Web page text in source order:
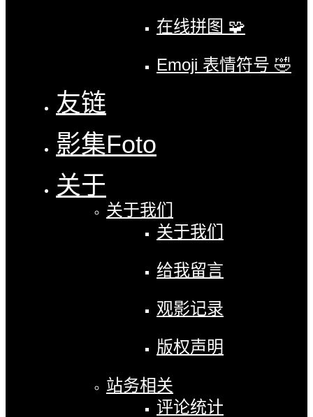
在线拼图 🧩
Emoji 表情符号 🤣
友链
影集Foto
关于
关于我们
关于我们
给我留言
观影记录
版权声明
站务相关
评论统计